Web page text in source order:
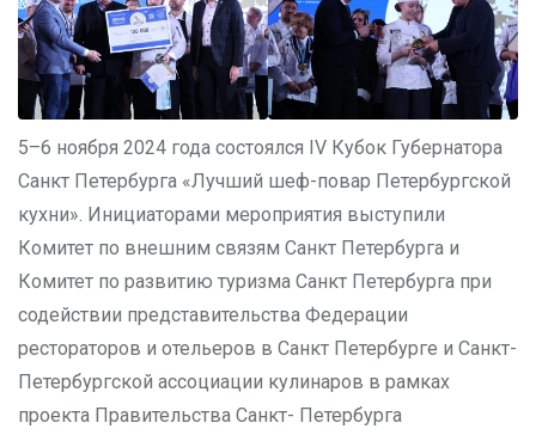
5–6 ноября 2024 года состоялся IV Кубок Губернатора
Санкт Петербурга «Лучший шеф-повар Петербургской
кухни». Инициаторами мероприятия выступили
Комитет по внешним связям Санкт Петербурга и
Комитет по развитию туризма Санкт Петербурга при
содействии представительства Федерации
рестораторов и отельеров в Санкт Петербурге и Санкт-
Петербургской ассоциации кулинаров в рамках
проекта Правительства Санкт- Петербурга